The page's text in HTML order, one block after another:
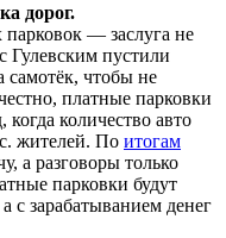
дорог.
— заслуга не
Гулевским пустили
чтобы не
платные парковки
количество авто
жителей. По итогам
а разговоры только
парковки будут
с зарабатыванием денег